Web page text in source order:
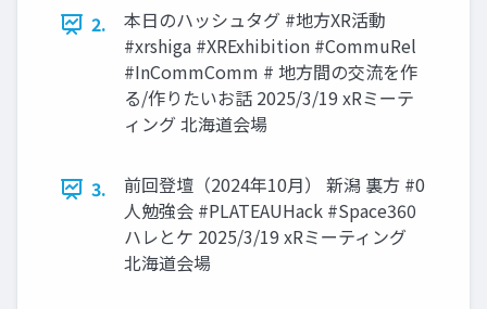
2.
本日のハッシュタグ #地方XR活動
#xrshiga #XRExhibition #CommuRel
#InCommComm # 地方間の交流を作
る/作りたいお話 2025/3/19 xRミーテ
ィング 北海道会場
3.
前回登壇（2024年10月） 新潟 裏方 #0
人勉強会 #PLATEAUHack #Space360
ハレとケ 2025/3/19 xRミーティング
北海道会場